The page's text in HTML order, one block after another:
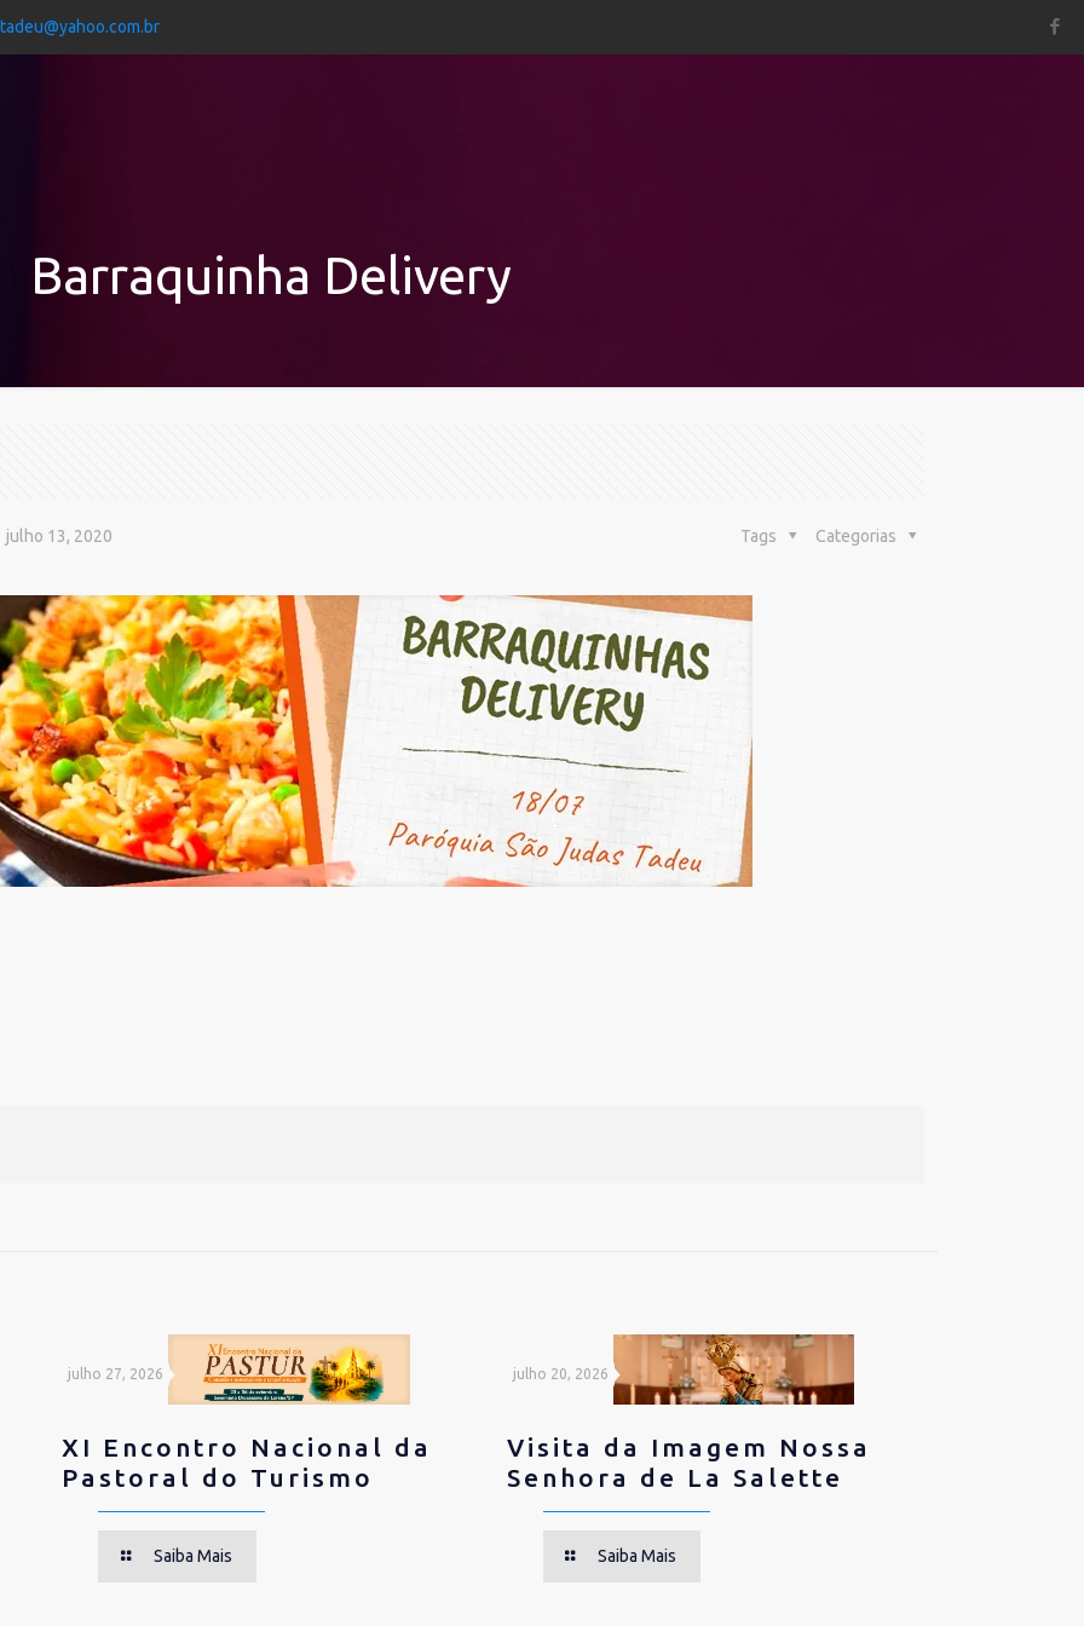
Barraquinha Delivery
julho 13, 2020 Categorias
Tags
julho 27, 2026
XI Encontro Nacional da
Pastoral do Turismo
Saiba Mais
julho 20, 2026
Visita da Imagem Nossa
Senhora de La Salette
Saiba Mais